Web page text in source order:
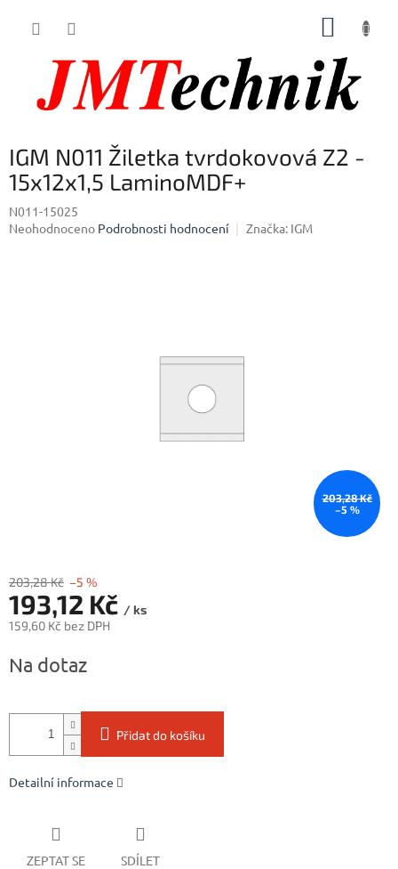
IGM N011 Žiletka tvrdokovová Z2 -
15x12x1,5 LaminoMDF+
N011-15025
Průměrné
Neohodnoceno Podrobnosti hodnocení Značka: IGM
203,28 Kč
–5 %
203,28 Kč –5 %
193,12 Kč / ks
159,60 Kč bez DPH
cena:
Na dotaz
Přidat do košíku
Detailní informace
ZEPTAT SE SDÍLET